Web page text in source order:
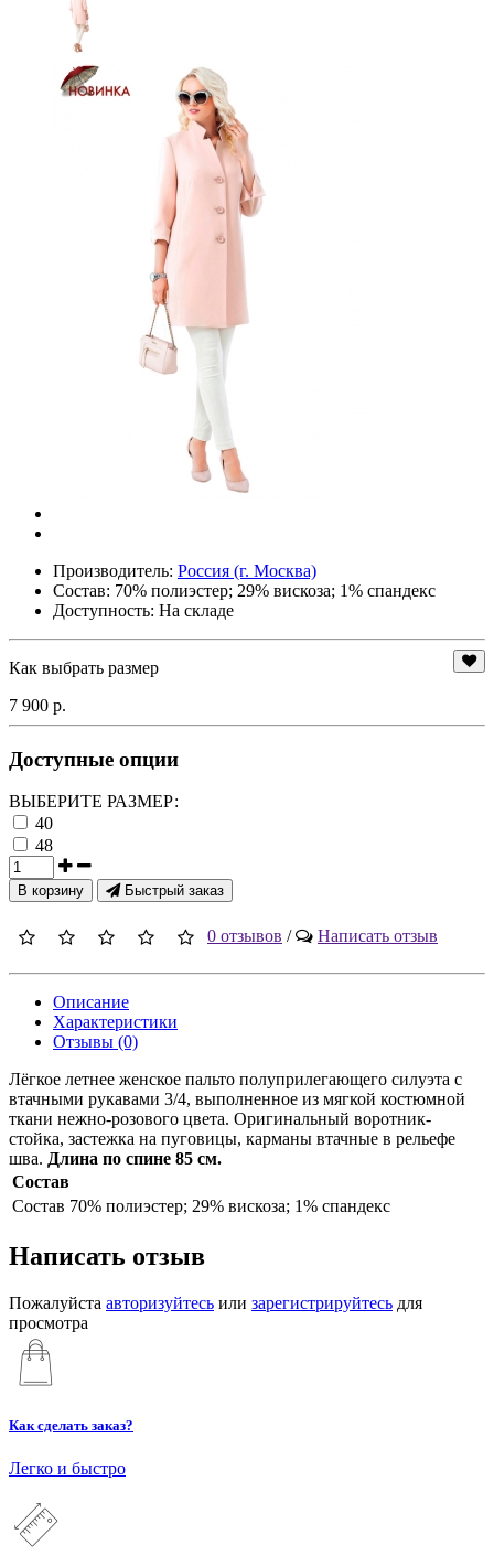
Производитель: Россия (г. Москва)
Состав: 70% полиэстер; 29% вискоза; 1% спандекс
Доступность: На складе
Как выбрать размер
7 900 р.
Доступные опции
ВЫБЕРИТЕ РАЗМЕР:
40
48
В корзину Быстрый заказ
0 отзывов / Написать отзыв
Описание
Характеристики
Отзывы (0)
Лёгкое летнее женское пальто полуприлегающего силуэта с
втачными рукавами 3/4, выполненное из мягкой костюмной
ткани нежно-розового цвета. Оригинальный воротник-
стойка, застежка на пуговицы, карманы втачные в рельефе
шва. Длина по спине 85 см.
Состав
Состав 70% полиэстер; 29% вискоза; 1% спандекс
Написать отзыв
Пожалуйста авторизуйтесь или зарегистрируйтесь для
просмотра
Как сделать заказ?
Легко и быстро